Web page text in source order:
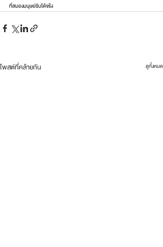
ที่สมองมนุษย์รับได้จริง
โพสต์ที่คล้ายกัน ดูทั้งหมด